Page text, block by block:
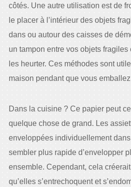
côtés. Une autre utilisation est de
le placer à l’intérieur des objets
dans ou autour des caisses de
un tampon entre vos objets fragiles
les heurter. Ces méthodes sont
maison pendant que vous
Dans la cuisine ? Ce papier peut
quelque chose de grand. Les
enveloppées individuellement
sembler plus rapide d’envelopper
ensemble. Cependant, cela
qu’elles s’entrechoquent et